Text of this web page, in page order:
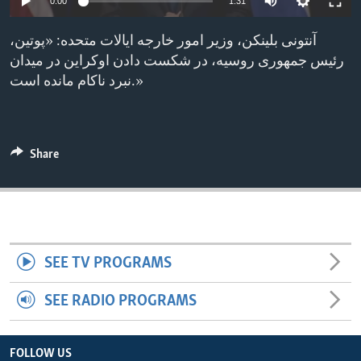
ENVIRONMENT AND HEALTH
IDEALS AND INSTITUTIONS
آنتونی بلینکن، وزیر امور خارجه ایالات متحده: «پوتین،
رئیس جمهوری روسیه، در شکست دادن اوکراین در میدان
نبرد ناکام مانده است.»
Share
SEE TV PROGRAMS
SEE RADIO PROGRAMS
FOLLOW US